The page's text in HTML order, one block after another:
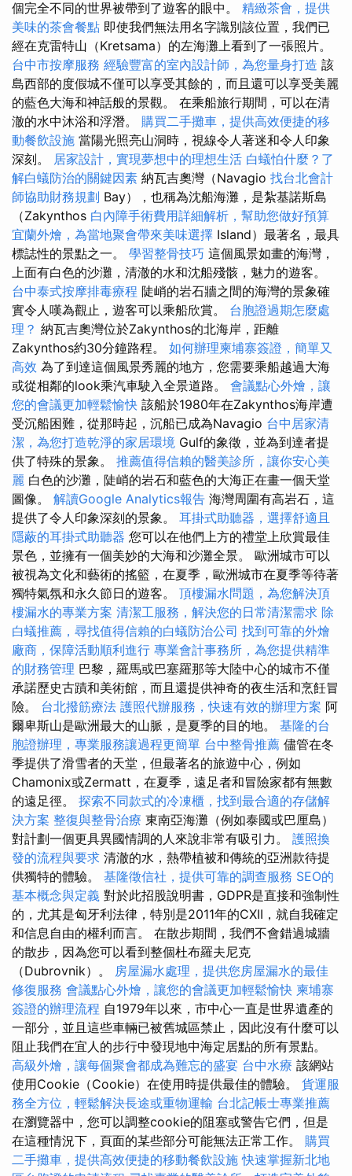
個完全不同的世界被帶到了遊客的眼中。 精緻茶會，提供
美味的茶會餐點 即使我們無法用名字識別該位置，我們已
經在克雷特山（Kretsama）的左海灘上看到了一張照片。
台中市按摩服務 經驗豐富的室內設計師，為您量身打造 該
島西部的度假城不僅可以享受其餘的，而且還可以享受美麗
的藍色大海和神話般的景觀。 在乘船旅行期間，可以在清
澈的水中沐浴和浮潛。 購買二手攤車，提供高效便捷的移
動餐飲設施 當陽光照亮山洞時，視線令人著迷和令人印象
深刻。 居家設計，實現夢想中的理想生活 白蟻怕什麼？了
解白蟻防治的關鍵因素 納瓦吉奧灣（Navagio 找台北會計
師協助財務規劃 Bay），也稱為沈船海灘，是紮基諾斯島
（Zakynthos 白內障手術費用詳細解析，幫助您做好預算
宜蘭外燴，為當地聚會帶來美味選擇 Island）最著名，最具
標誌性的景點之一。 學習整骨技巧 這個風景如畫的海灣，
上面有白色的沙灘，清澈的水和沈船殘骸，魅力的遊客。
台中泰式按摩排毒療程 陡峭的岩石牆之間的海灣的景象確
實令人嘆為觀止，遊客可以乘船欣賞。 台胞證過期怎麼處
理？ 納瓦吉奧灣位於Zakynthos的北海岸，距離
Zakynthos約30分鐘路程。 如何辦理柬埔寨簽證，簡單又
高效 為了到達這個風景秀麗的地方，您需要乘船越過大海
或從相鄰的look乘汽車駛入全景道路。 會議點心外燴，讓
您的會議更加輕鬆愉快 該船於1980年在Zakynthos海岸遭
受沉船困難，從那時起，沉船已成為Navagio 台中居家清
潔，為您打造乾淨的家居環境 Gulf的象徵，並為到達者提
供了特殊的景象。 推薦值得信賴的醫美診所，讓你安心美
麗 白色的沙灘，陡峭的岩石和藍色的大海正在畫一個天堂
圖像。 解讀Google Analytics報告 海灣周圍有高岩石，這
提供了令人印象深刻的景象。 耳掛式助聽器，選擇舒適且
隱蔽的耳掛式助聽器 您可以在他們上方的禮堂上欣賞最佳
景色，並擁有一個美妙的大海和沙灘全景。 歐洲城市可以
被視為文化和藝術的搖籃，在夏季，歐洲城市在夏季等待著
獨特氣氛和永久節日的遊客。 頂樓漏水問題，為您解決頂
樓漏水的專業方案 清潔工服務，解決您的日常清潔需求 除
白蟻推薦，尋找值得信賴的白蟻防治公司 找到可靠的外燴
廠商，保障活動順利進行 專業會計事務所，為您提供精準
的財務管理 巴黎，羅馬或巴塞羅那等大陸中心的城市不僅
承諾歷史古蹟和美術館，而且還提供神奇的夜生活和烹飪冒
險。 台北撥筋療法 護照代辦服務，快速有效的辦理方案 阿
爾卑斯山是歐洲最大的山脈，是夏季的目的地。 基隆的台
胞證辦理，專業服務讓過程更簡單 台中整骨推薦 儘管在冬
季提供了滑雪者的天堂，但最著名的旅遊中心，例如
Chamonix或Zermatt，在夏季，遠足者和冒險家都有無數
的遠足徑。 探索不同款式的冷凍櫃，找到最合適的存儲解
決方案 整復與整骨治療 東南亞海灘（例如泰國或巴厘島）
對計劃一個更具異國情調的人來說非常有吸引力。 護照換
發的流程與要求 清澈的水，熱帶植被和傳統的亞洲款待提
供獨特的體驗。 基隆徵信社，提供可靠的調查服務 SEO的
基本概念與定義 對於此招股說明書，GDPR是直接和強制性
的，尤其是匈牙利法律，特別是2011年的CXII，就自我確定
和信息自由的權利而言。 在散步期間，我們不會錯過城牆
的散步，因為您可以看到整個杜布羅夫尼克
（Dubrovnik）。 房屋漏水處理，提供您房屋漏水的最佳
修復服務 會議點心外燴，讓您的會議更加輕鬆愉快 柬埔寨
簽證的辦理流程 自1979年以來，市中心一直是世界遺產的
一部分，並且這些車輛已被舊城區禁止，因此沒有什麼可以
阻止我們在宜人的步行中發現地中海定居點的所有景點。
高級外燴，讓每個聚會都成為難忘的盛宴 台中水療 該網站
使用Cookie（Cookie）在使用時提供最佳的體驗。 貨運服
務全方位，輕鬆解決長途或重物運輸 台北記帳士專業推薦
在瀏覽器中，您可以調整cookie的阻塞或警告它們，但是
在這種情況下，頁面的某些部分可能無法正常工作。 購買
二手攤車，提供高效便捷的移動餐飲設施 快速掌握新北地